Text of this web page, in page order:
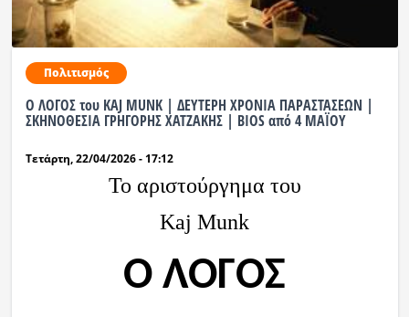
Ραδιόφωνο LIVE
Πολιτισμός
Ο ΛΟΓΟΣ του KAJ MUNK | ΔΕΥΤΕΡΗ ΧΡΟΝΙΑ ΠΑΡΑΣΤΑΣΕΩΝ |
ΣΚΗΝΟΘΕΣΙΑ ΓΡΗΓΟΡΗΣ ΧΑΤΖΑΚΗΣ | BIOS από 4 ΜΑΪΟΥ
Τετάρτη, 22/04/2026 - 17:12
Το αριστούργημα του
Kaj Munk
Ο ΛΟΓΟΣ